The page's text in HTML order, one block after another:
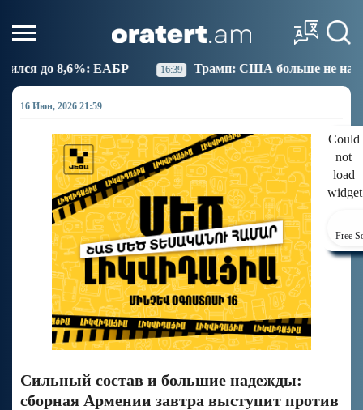
США больше не намерены вести торговлю с Испанией
16 Июн, 2026 21:59
Could
not
load
Free
Сильный состав и большие надежды:
сборная Армении завтра выступит против